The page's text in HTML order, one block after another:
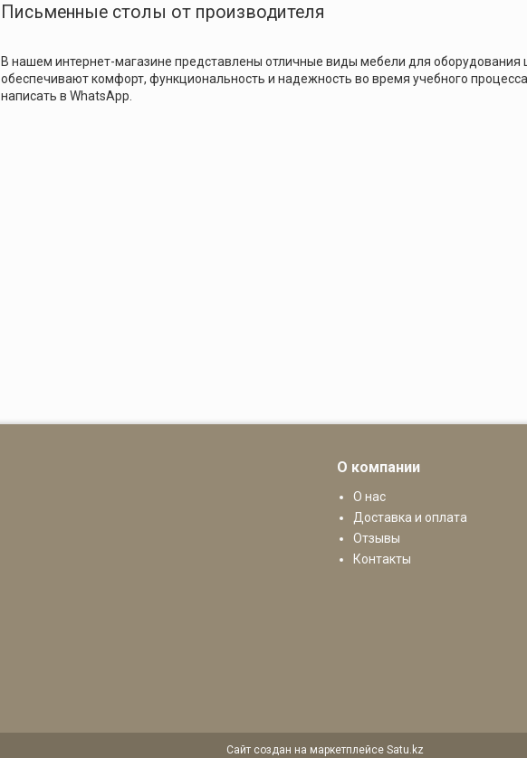
Письменные столы от производителя
В нашем интернет-магазине представлены отличные виды мебели для
обеспечивают комфорт, функциональность и надежность во время учебного
написать в WhatsApp.
О компании
О нас
Доставка и оплата
Отзывы
Контакты
Сайт создан на маркетплейсе Satu.kz